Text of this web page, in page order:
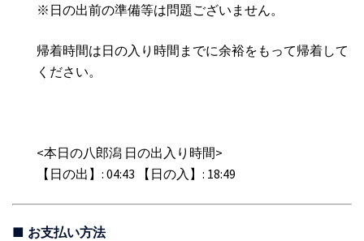
※日の出前の準備等は問題ございません。
帰着時間は日の入り時間までに余裕をもって帰着して
ください。
<本日の八郎潟 日の出入り時間>
【日の出】: 04:43 【日の入】: 18:49
■ お支払い方法